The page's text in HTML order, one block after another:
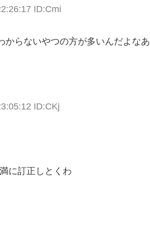
ID:Cmi
からないやつの方が多いんだよなあ
ID:CKj
に訂正しとくわ